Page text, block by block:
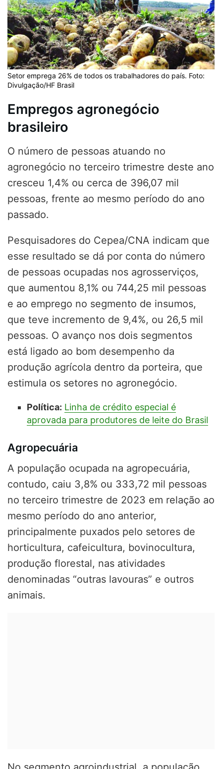
Setor emprega 26% de todos os trabalhadores do país. Foto:
Divulgação/HF Brasil
Empregos agronegócio
brasileiro
O número de pessoas atuando no
agronegócio no terceiro trimestre deste ano
cresceu 1,4% ou cerca de 396,07 mil
pessoas, frente ao mesmo período do ano
passado.
Pesquisadores do Cepea/CNA indicam que
esse resultado se dá por conta do número
de pessoas ocupadas nos agrosserviços,
que aumentou 8,1% ou 744,25 mil pessoas
e ao emprego no segmento de insumos,
que teve incremento de 9,4%, ou 26,5 mil
pessoas. O avanço nos dois segmentos
está ligado ao bom desempenho da
produção agrícola dentro da porteira, que
estimula os setores no agronegócio.
Política: Linha de crédito especial é
aprovada para produtores de leite do Brasil
Agropecuária
A população ocupada na agropecuária,
contudo, caiu 3,8% ou 333,72 mil pessoas
no terceiro trimestre de 2023 em relação ao
mesmo período do ano anterior,
principalmente puxados pelo setores de
horticultura, cafeicultura, bovinocultura,
produção florestal, nas atividades
denominadas “outras lavouras” e outros
animais.